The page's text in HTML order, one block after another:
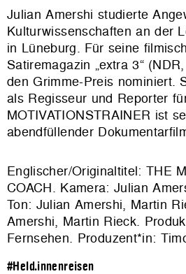
Julian Amershi studierte
Kulturwissenschaften an der
in Lüneburg. Für seine
Satiremagazin „extra 3“
den Grimme-Preis nominiert.
als Regisseur und Reporter
MOTIVATIONSTRAINER ist
abendfüllender
Englischer/Originaltitel: THE
COACH. Kamera: Julian
Ton: Julian Amershi, Martin
Amershi, Martin Rieck.
Fernsehen. Produzent*in:
#Held.innenreisen